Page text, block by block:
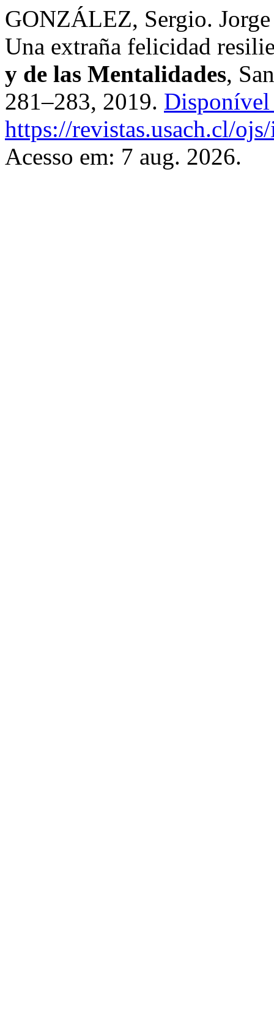
GONZÁLEZ, Sergio.
Una extraña felicidad
y de las Mentalidades,
281–283, 2019. Disponível
https://revistas.usach.cl/
Acesso em: 7 aug. 2026.